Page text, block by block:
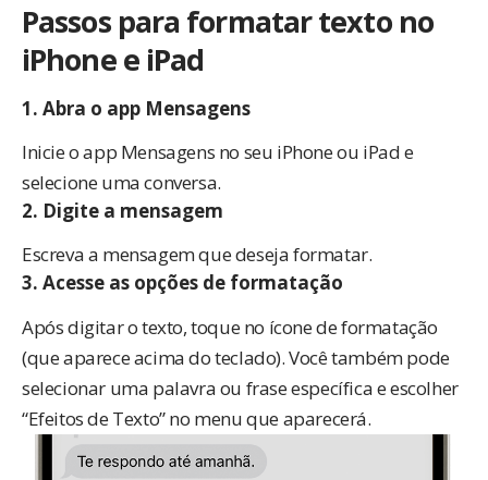
Passos para formatar texto no
iPhone e iPad
1. Abra o app Mensagens
Inicie o app Mensagens no seu iPhone ou iPad e
selecione uma conversa.
2. Digite a mensagem
Escreva a mensagem que deseja formatar.
3. Acesse as opções de formatação
Após digitar o texto, toque no ícone de formatação
(que aparece acima do teclado). Você também pode
selecionar uma palavra ou frase específica e escolher
“Efeitos de Texto” no menu que aparecerá.